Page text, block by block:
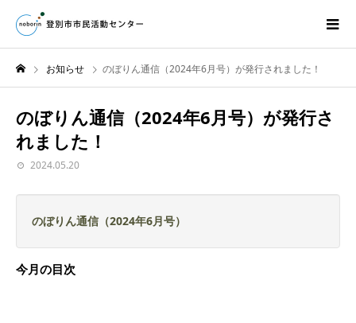
お知らせ のぼりん通信（2024年6月号）が発行されました！
のぼりん通信（2024年6月号）が発行さ
れました！
2024.05.20
のぼりん通信（2024年6月号）
今月の目次